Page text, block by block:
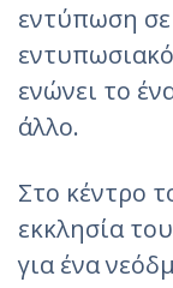
εντύπωση
ενώνει το
άλλο.
Στο κέντρο
εκκλησία
για ένα